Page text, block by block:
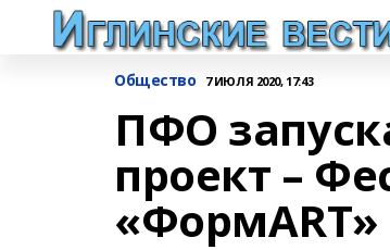
Общество 7 ИЮЛЯ 2020, 17:43
ПФО
проект –
«ФормARТ»